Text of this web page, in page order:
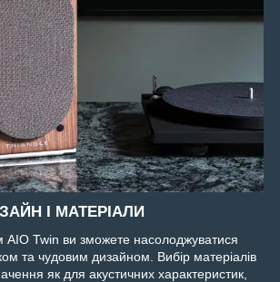
І МАТЕРІАЛИ
AIO Twin ви зможете насолоджуватися
та чудовим дизайном. Вибір матеріалів
як для акустичних характеристик,